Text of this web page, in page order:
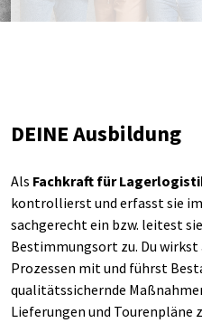
DEINE Ausbildung
Als Fachkraft für
kontrollierst und erfasst sie
sachgerecht ein bzw. leitest
Bestimmungsort zu. Du
Prozessen mit und führst
qualitätssichernde
Lieferungen und Tourenpläne